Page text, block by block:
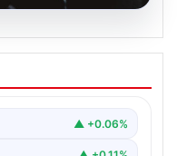
mi,
emekli
▲ +0.06%